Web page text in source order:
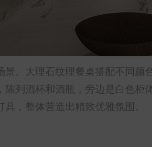
景。大理石纹理餐桌搭配不同
陈列酒杯和酒瓶，旁边是白色
，整体营造出精致优雅氛围。